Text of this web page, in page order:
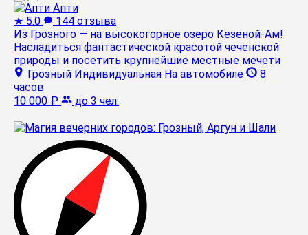
Апти
★ 5.0
144 отзыва
Из Грозного — на высокогорное озеро Кезеной-Ам!
Насладиться фантастической красотой чеченской
природы и посетить крупнейшие местные мечети
Грозный Индивидуальная На автомобиле
8
часов
10 000 ₽
до 3 чел.